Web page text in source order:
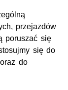
przejazdów
poruszać się
się do
do